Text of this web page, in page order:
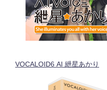
VOCALOID6 AI 紲星あかり